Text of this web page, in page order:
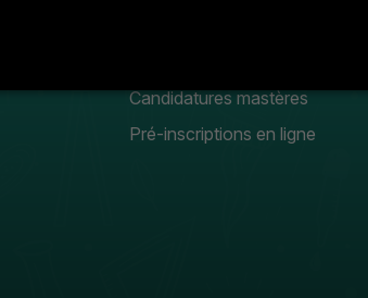
Candidatures mastères
Pré-inscriptions en ligne